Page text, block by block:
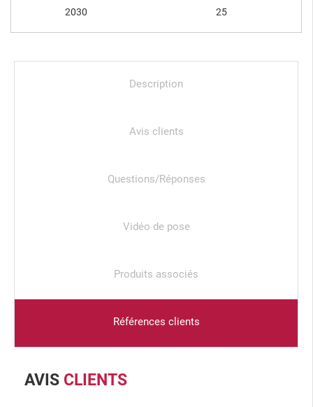
2030 25
Description
Avis clients
Questions/Réponses
Vidéo de pose
Produits associés
Références clients
AVIS CLIENTS